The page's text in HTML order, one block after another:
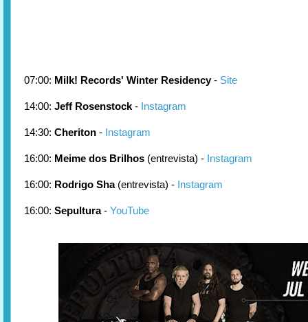
07:00: Milk! Records' Winter Residency- Site
14:00: Jeff Rosenstock - Instagram
14:30: Cheriton - Instagram
16:00: Meime dos Brilhos (entrevista) - Instagram
16:00: Rodrigo Sha(entrevista) - Instagram
16:00: Sepultura- YouTube